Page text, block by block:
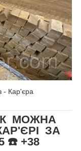
- Кар'єра
МОЖНА
ЗА
☎️ +38